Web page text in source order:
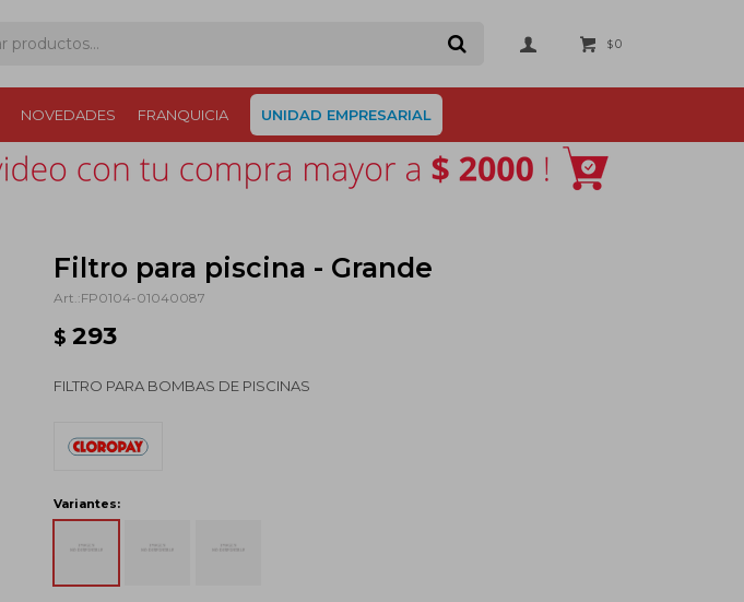
NOVEDADES FRANQUICIA UNIDAD EMPRESARIAL
$0
Filtro para piscina - Grande
FP0104-01040087
$ 293
FILTRO PARA BOMBAS DE PISCINAS
Variantes: